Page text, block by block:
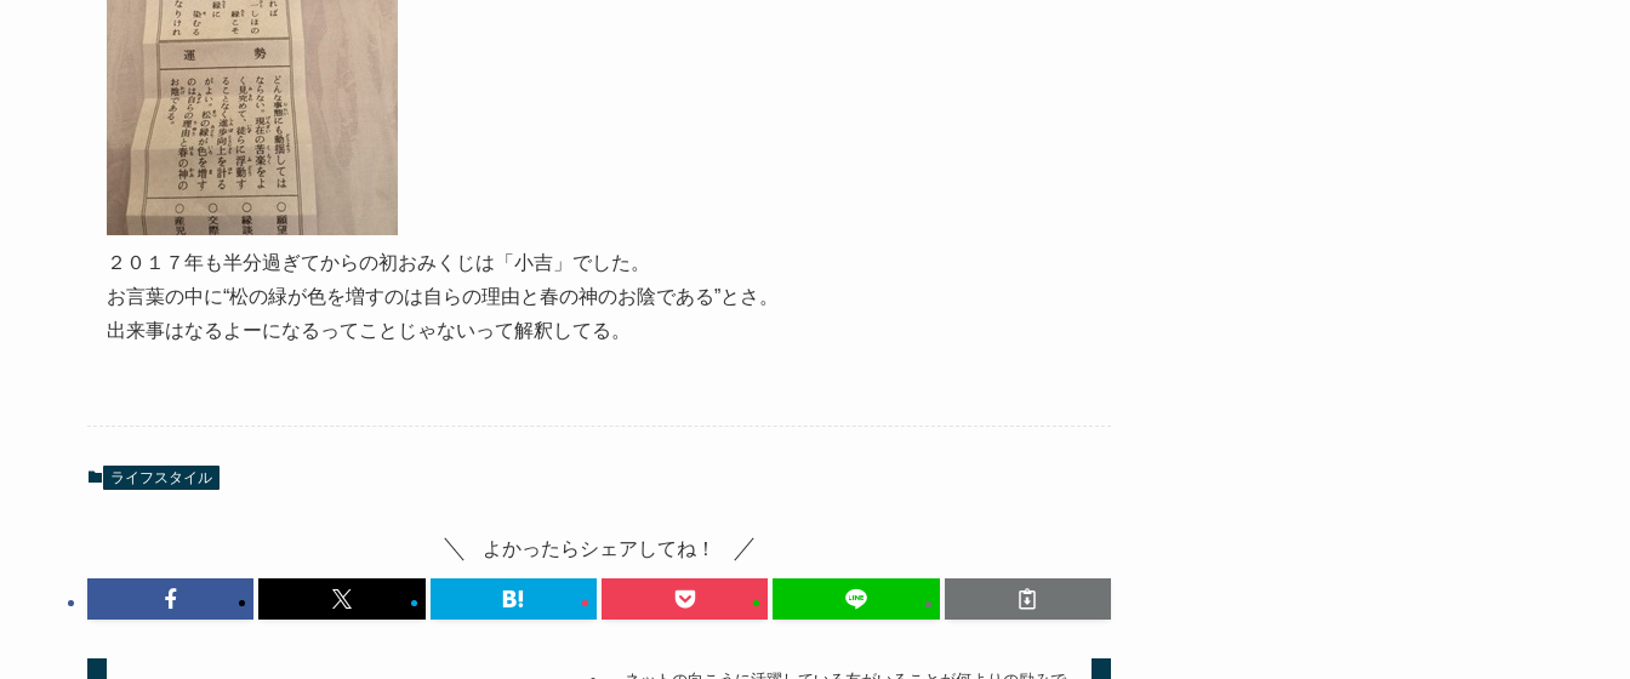
２０１７年も半分過ぎてからの初おみくじは「小吉」でした。
お言葉の中に“松の緑が色を増すのは自らの理由と春の神のお陰である”とさ。
出来事はなるよーになるってことじゃないって解釈してる。
ライフスタイル
よかったらシェアしてね！